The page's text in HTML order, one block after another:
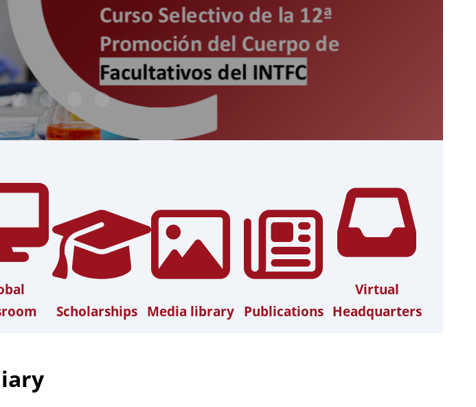
Scholarships Media library Publications
Virtual
Headquarters